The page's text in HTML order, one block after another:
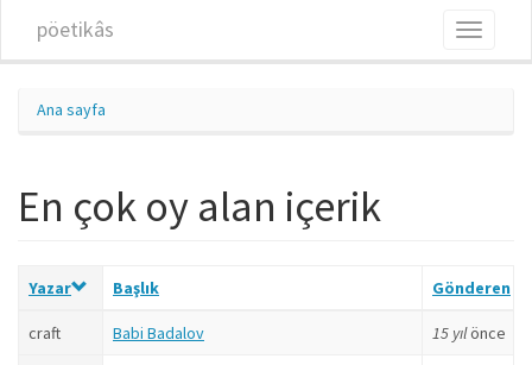
pöetikâs
Toggle
Ana sayfa
En çok oy alan içerik
Yazar Başlık Gönderen
craft Babi Badalov 15 yılönce